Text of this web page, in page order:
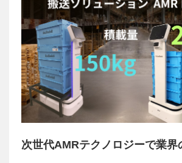
次世代AMRテクノロジーで業界